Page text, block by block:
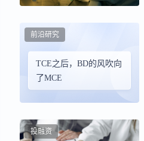
TCE之后，BD的风吹向
了MCE
前沿研究
投融资